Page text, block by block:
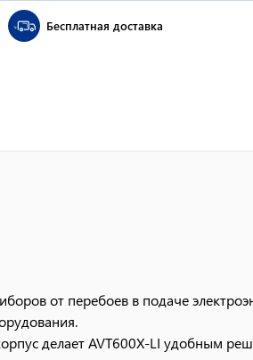
от перебоев в подаче
делает AVT600X-LI удобным
Бесплатная доставка